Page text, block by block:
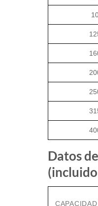
Datos